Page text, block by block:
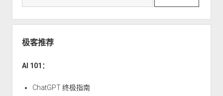
变
常
极客推荐
AI 101：
ChatGPT 终极指南